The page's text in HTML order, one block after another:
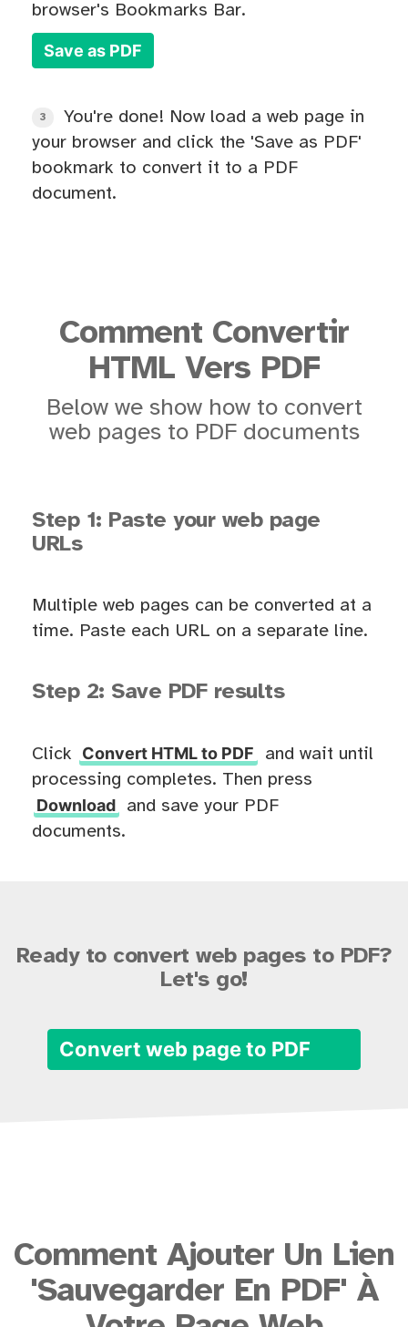
browser's Bookmarks Bar.
Save as PDF
3
You're done! Now load a web page in
your browser and click the 'Save as PDF'
bookmark to convert it to a PDF
document.
Comment Convertir
HTML Vers PDF
Below we show how to convert
web pages to PDF documents
Step 1: Paste your web page
URLs
Multiple web pages can be converted at a
time. Paste each URL on a separate line.
Step 2: Save PDF results
Click Convert HTML to PDF
and wait until
processing completes. Then press
Download
and save your PDF
documents.
Ready to convert web pages to PDF?
Let's go!
Convert web page to PDF
Comment Ajouter Un Lien
'Sauvegarder En PDF' À